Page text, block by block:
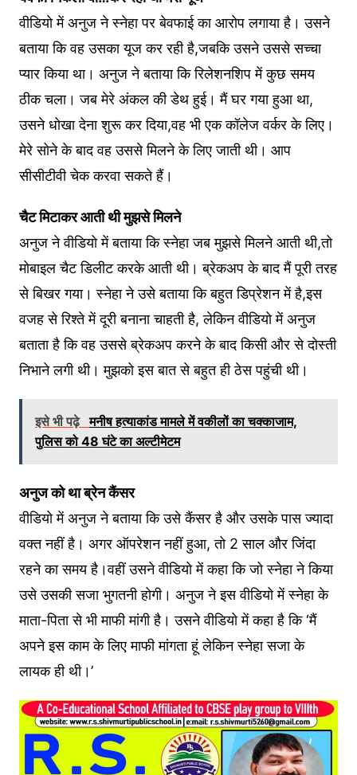
वीडियो में अनुज ने स्नेहा पर बेवफाई का आरोप लगाया है। उसने
बताया कि वह उसका यूज कर रही है,जबकि उसने उससे सच्चा
प्यार किया था। अनुज ने बताया कि रिलेशनशिप में कुछ समय
ठीक चला। जब मेरे अंकल की डेथ हुई। मैं घर गया हुआ था,
उसने धोखा देना शुरू कर दिया,वह भी एक कॉलेज वर्कर के लिए।
मेरे सोने के बाद वह उससे मिलने के लिए जाती थी। आप
सीसीटीवी चेक करवा सकते हैं।
चैट मिटाकर आती थी मुझसे मिलने
अनुज ने वीडियो में बताया कि स्‍नेहा जब मुझसे मिलने आती थी,तो
मोबाइल चैट डिलीट करके आती थी। ब्रेकअप के बाद मैं पूरी तरह
से बिखर गया। स्नेहा ने उसे बताया कि बहुत डिप्रेशन में है,इस
वजह से रिश्ते में दूरी बनाना चाहती है, लेकिन वीडियो में अनुज
बताता है कि वह उससे ब्रेकअप करने के बाद किसी और से दोस्ती
निभाने लगी थी। मुझको इस बात से बहुत ही ठेस पहुंची थी।
इसे भी पढ़े मनीष हत्याकांड मामले में वकीलों का चक्काजाम,
पुलिस को 48 घंटे का अल्टीमेटम
अनुज को था ब्रेन कैंसर
वीडियो में अनुज ने बताया कि उसे कैंसर है और उसके पास ज्यादा
वक्त नहीं है। अगर ऑपरेशन नहीं हुआ, तो 2 साल और जिंदा
रहने का समय है।वहीं उसने वीडियो में कहा कि जो स्नेहा ने किया
उसे उसकी सजा भुगतनी होगी। अनुज ने इस वीडियो में स्‍नेहा के
माता-पिता से भी माफी मांगी है। उसने वीडियो में कहा है कि ‘मैं
अपने इस काम के लिए माफी मांगता हूं लेकिन स्नेहा सजा के
लायक ही थी।’